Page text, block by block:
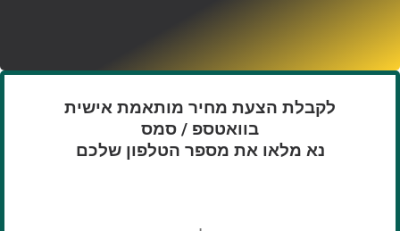
לקבלת הצעת מחיר מותאמת אישית
בוואטספ / סמס
נא מלאו את מספר הטלפון שלכם